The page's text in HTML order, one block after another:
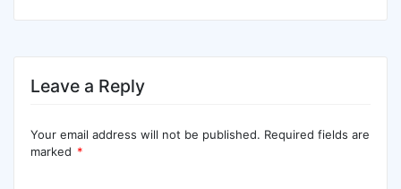
Leave a Reply
Your email address will not be published. Required fields are
marked *